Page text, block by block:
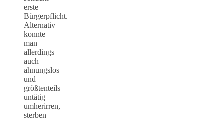
erste
Bürgerpflicht.
Alternativ
konnte
man
allerdings
auch
ahnungslos
und
größtenteils
untätig
umherirren,
sterben